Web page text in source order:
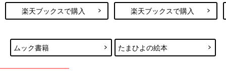
楽天ブックスで購入 楽天ブックスで購入
ムック書籍 たまひよの絵本